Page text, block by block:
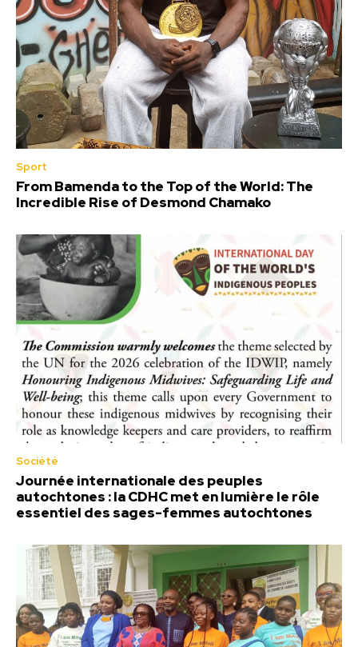
Sport
From Bamenda to the Top of the World: The
Incredible Rise of Desmond Chamako
Société
Journée internationale des peuples
autochtones : la CDHC met en lumière le rôle
essentiel des sages-femmes autochtones